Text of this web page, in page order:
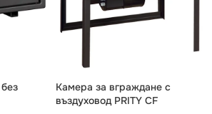
Камера за вграждане с
въздуховод PRITY CF